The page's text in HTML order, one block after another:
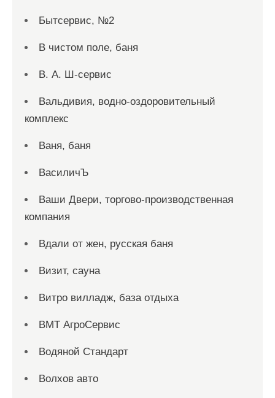
Бытсервис, №2
В чистом поле, баня
В. А. Ш-сервис
Вальдивия, водно-оздоровительный
комплекс
Ваня, баня
ВасиличЪ
Ваши Двери, торгово-производственная
компания
Вдали от жен, русская баня
Визит, сауна
Витро вилладж, база отдыха
ВМТ АгроСервис
Водяной Стандарт
Волхов авто